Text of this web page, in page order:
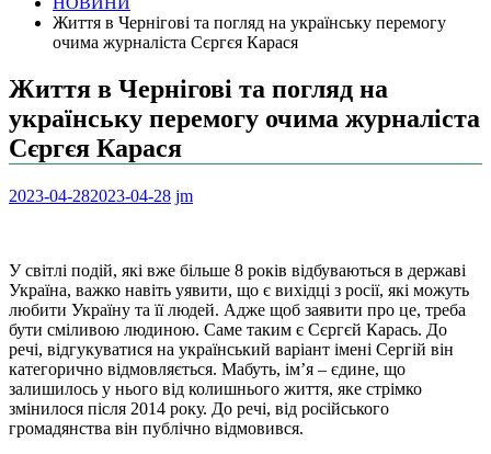
Життя в Чернігові та погляд на українську перемогу
очима журналіста Сєргєя Карася
Життя в Чернігові та погляд на
українську перемогу очима журналіста
Сєргєя Карася
2023-04-282023-04-28 jm
У світлі подій, які вже більше 8 років відбуваються в державі
Україна, важко навіть уявити, що є вихідці з росії, які можуть
любити Україну та її людей. Адже щоб заявити про це, треба
бути сміливою людиною. Саме таким є Сєргєй Карась. До
речі, відгукуватися на український варіант імені Сергій він
категорично відмовляється. Мабуть, ім’я – єдине, що
залишилось у нього від колишнього життя, яке стрімко
змінилося після 2014 року. До речі, від російського
громадянства він публічно відмовився.